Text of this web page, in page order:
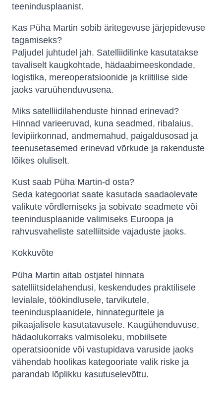
teenindusplaanist.
Kas Püha Martin sobib äritegevuse järjepidevuse
tagamiseks?
Paljudel juhtudel jah. Satelliidilinke kasutatakse
tavaliselt kaugkohtade, hädaabimeeskondade,
logistika, mereoperatsioonide ja kriitilise side
jaoks varuühenduvusena.
Miks satelliidilahenduste hinnad erinevad?
Hinnad varieeruvad, kuna seadmed, ribalaius,
levipiirkonnad, andmemahud, paigaldusosad ja
teenusetasemed erinevad võrkude ja rakenduste
lõikes oluliselt.
Kust saab Püha Martin-d osta?
Seda kategooriat saate kasutada saadaolevate
valikute võrdlemiseks ja sobivate seadmete või
teenindusplaanide valimiseks Euroopa ja
rahvusvaheliste satelliitside vajaduste jaoks.
Kokkuvõte
Püha Martin aitab ostjatel hinnata
satelliitsidelahendusi, keskendudes praktilisele
levialale, töökindlusele, tarvikutele,
teenindusplaanidele, hinnateguritele ja
pikaajalisele kasutatavusele. Kaugühenduvuse,
hädaolukorraks valmisoleku, mobiilsete
operatsioonide või vastupidava varuside jaoks
vähendab hoolikas kategooriate valik riske ja
parandab lõplikku kasutuselevõttu.